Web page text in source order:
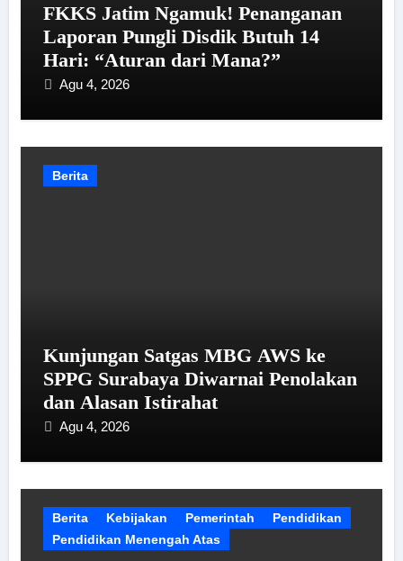
FKKS Jatim Ngamuk! Penanganan
Laporan Pungli Disdik Butuh 14
Hari: “Aturan dari Mana?”
Agu 4, 2026
Berita
Kunjungan Satgas MBG AWS ke
SPPG Surabaya Diwarnai Penolakan
dan Alasan Istirahat
Agu 4, 2026
Berita Kebijakan Pemerintah
Pendidikan
Pendidikan Menengah Atas